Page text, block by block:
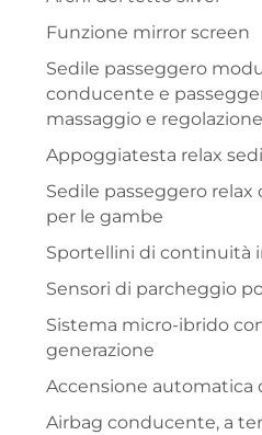
Funzione mirror screen
Sedile passeggero
conducente e
massaggio e
Appoggiatesta relax
Sedile passeggero
per le gambe
Sportellini di continuità
Sensori di parcheggio
Sistema micro-ibrido
generazione
Accensione automatica
Airbag conducente, a